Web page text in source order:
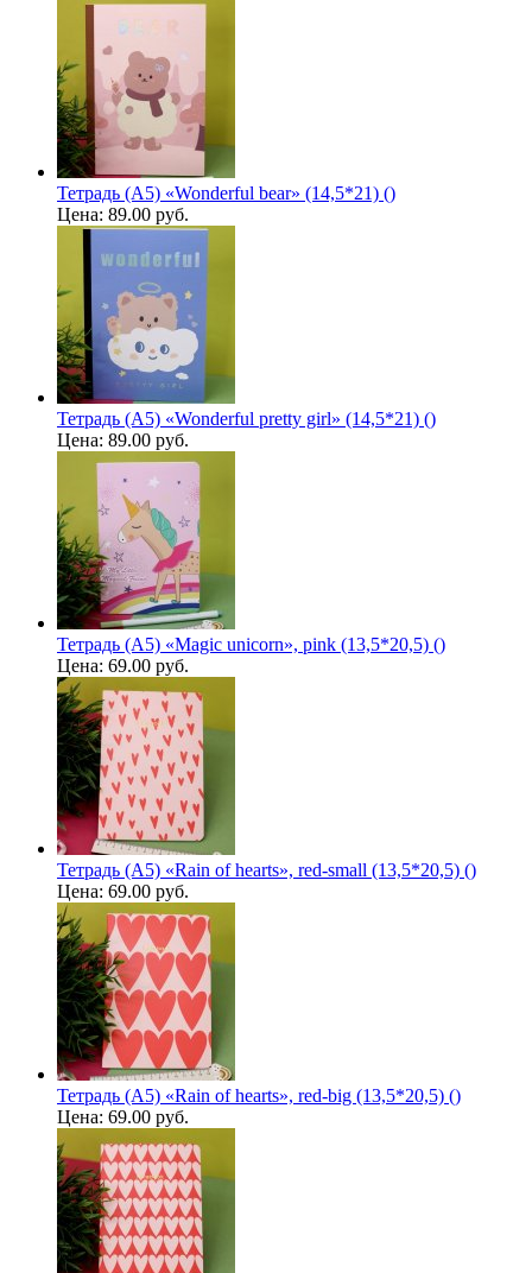
Тетрадь (A5) «Wonderful bear» (14,5*21) ()
Цена: 89.00 руб.
Тетрадь (A5) «Wonderful pretty girl» (14,5*21) ()
Цена: 89.00 руб.
Тетрадь (A5) «Magic unicorn», pink (13,5*20,5) ()
Цена: 69.00 руб.
Тетрадь (A5) «Rain of hearts», red-small (13,5*20,5) ()
Цена: 69.00 руб.
Тетрадь (A5) «Rain of hearts», red-big (13,5*20,5) ()
Цена: 69.00 руб.